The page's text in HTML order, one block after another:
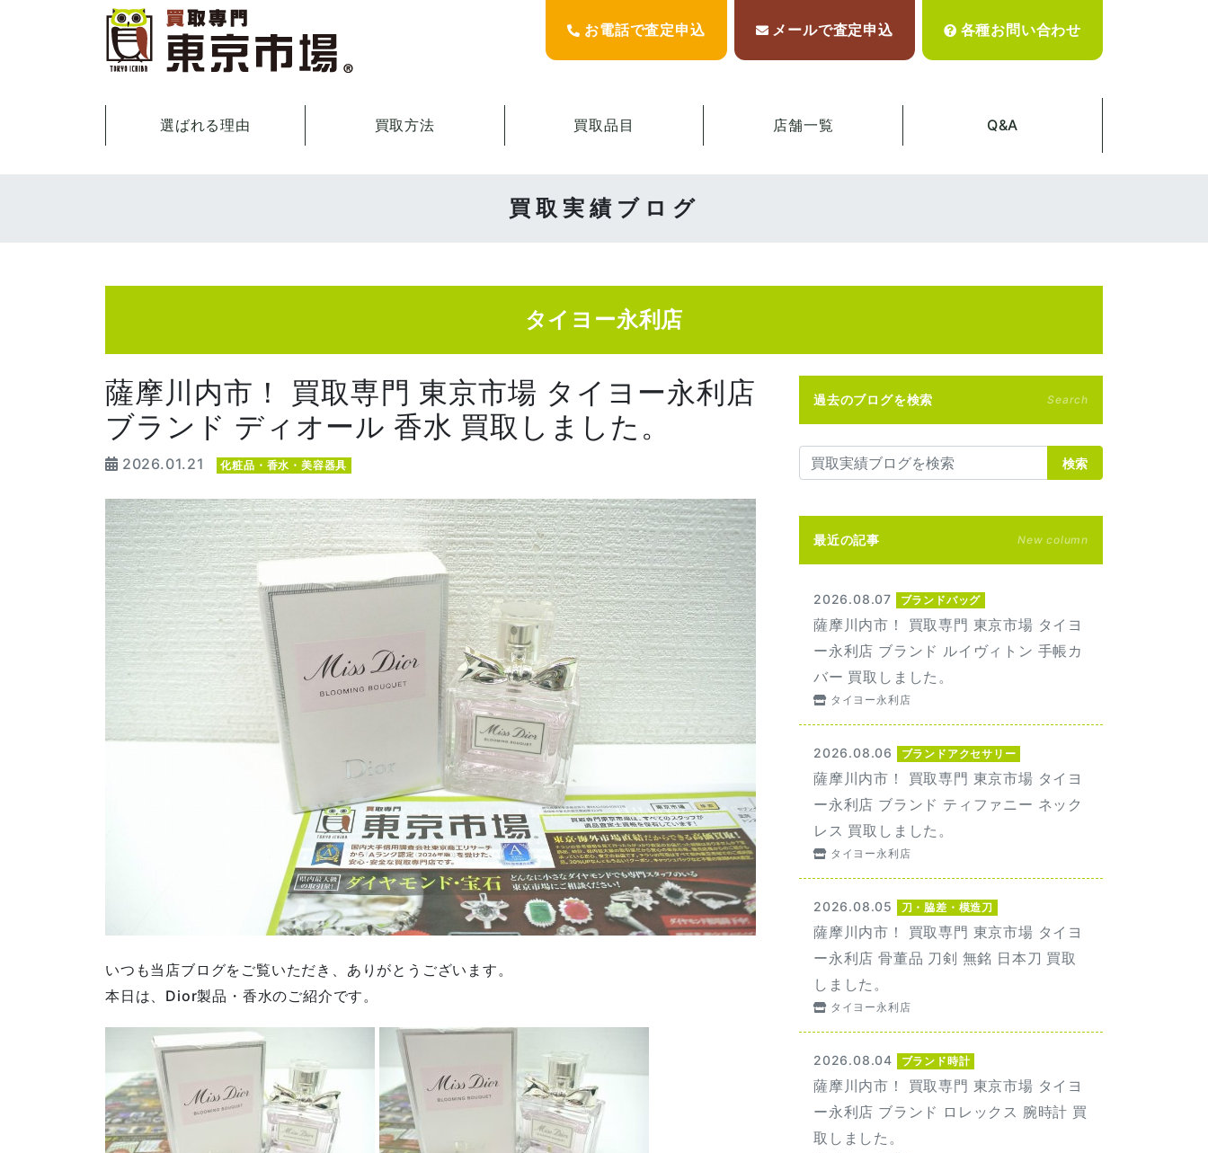
お電話で査定申込 メールで査定申込 各種お問い合わせ
選ばれる理由 買取方法 買取品目 店舗一覧 Q&A
買取実績ブログ
タイヨー永利店
薩摩川内市！ 買取専門 東京市場 タイヨー永利店
ブランド ディオール 香水 買取しました。
2026.01.21 化粧品・香水・美容器具
いつも当店ブログをご覧いただき、ありがとうございます。
本日は、Dior製品・香水のご紹介です。
過去のブログを検索 Search
検索
最近の記事 New column
2026.08.07 ブランドバッグ
薩摩川内市！ 買取専門 東京市場 タイヨ
ー永利店 ブランド ルイヴィトン 手帳カ
バー 買取しました。
タイヨー永利店
2026.08.06 ブランドアクセサリー
薩摩川内市！ 買取専門 東京市場 タイヨ
ー永利店 ブランド ティファニー ネック
レス 買取しました。
タイヨー永利店
2026.08.05 刀・脇差・模造刀
薩摩川内市！ 買取専門 東京市場 タイヨ
ー永利店 骨董品 刀剣 無銘 日本刀 買取
しました。
タイヨー永利店
2026.08.04 ブランド時計
薩摩川内市！ 買取専門 東京市場 タイヨ
ー永利店 ブランド ロレックス 腕時計 買
取しました。